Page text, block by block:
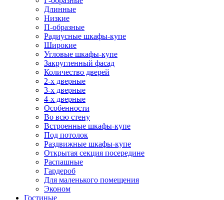
Длинные
Низкие
П-образные
Радиусные шкафы-купе
Широкие
Угловые шкафы-купе
Закругленный фасад
Количество дверей
2-х дверные
3-х дверные
4-х дверные
Особенности
Во всю стену
Встроенные шкафы-купе
Под потолок
Раздвижные шкафы-купе
Открытая секция посередине
Распашные
Гардероб
Для маленького помещения
Эконом
Гостиные